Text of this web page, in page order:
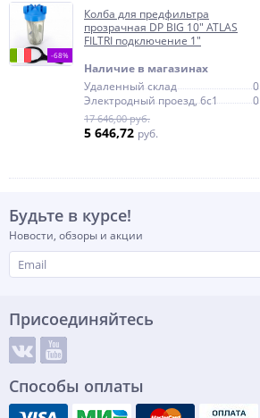
-68%
Колба для предфильтра
прозрачная DP BIG 10" ATLAS
FILTRI подключение 1"
Наличие в магазинах
Удаленный склад
0
Электродный проезд, 6с1
0
17 646,00 руб.
5 646,72 руб.
Будьте в курсе!
Новости, обзоры и акции
Присоединяйтесь
Способы оплаты